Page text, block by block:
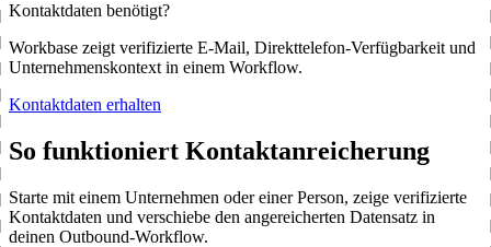
Kontaktdaten benötigt?
Workbase zeigt verifizierte E-Mail, Direkttelefon-Verfügbarkeit und
Unternehmenskontext in einem Workflow.
Kontaktdaten erhalten
So funktioniert Kontaktanreicherung
Starte mit einem Unternehmen oder einer Person, zeige verifizierte
Kontaktdaten und verschiebe den angereicherten Datensatz in
deinen Outbound-Workflow.